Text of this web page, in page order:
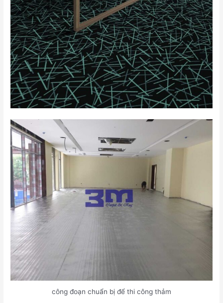
công đoạn chuẩn bị để thi công thảm